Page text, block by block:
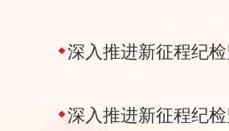
深入推进新征程纪
深入推进新征程纪